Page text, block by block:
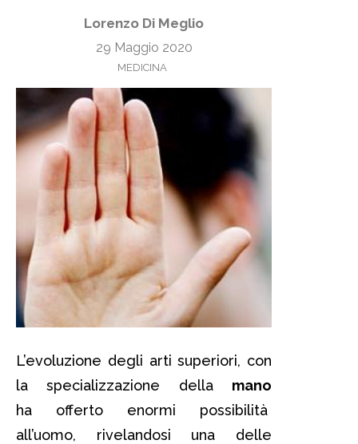
Lorenzo Di Meglio
29 Maggio 2020
MEDICINA
L’evoluzione degli arti superiori, con
la specializzazione della mano
ha offerto enormi possibilità
all’uomo, rivelandosi una delle